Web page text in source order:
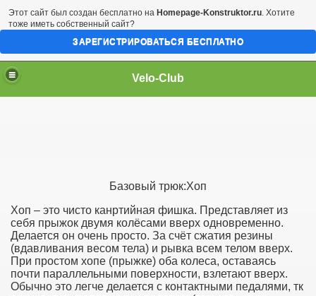
Velo-Club
Базовый трюк:Хоп
Хоп – это чисто канртийная фишка. Представляет из
себя прыжок двумя колёсами вверх одновременно.
Делается он очень просто. За счёт сжатия резины
(вдавливания весом тела) и рывка всем телом вверх.
При простом хопе (прыжке) оба колеса, оставаясь
почти параллельными поверхности, взлетают вверх.
Обычно это легче делается с контактными педалями, тк
Этот сайт был создан бесплатно на Homepage-Konstruktor.ru. Хотите
тоже иметь собственный сайт?
ЗАРЕГИСТРИРОВАТЬСЯ БЕСПЛАТНО